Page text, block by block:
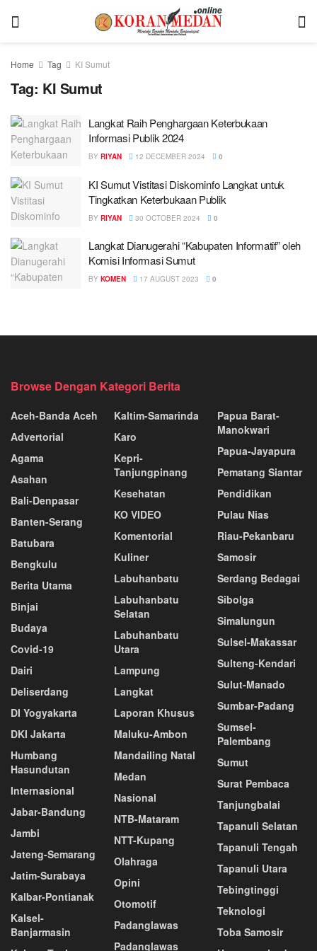
Home Tag KI Sumut
Tag: KI Sumut
Langkat Raih Penghargaan Keterbukaan
Informasi Publik 2024
BY RIYAN 12 DECEMBER 2024 0
KI Sumut Vistitasi Diskominfo Langkat untuk
Tingkatkan Keterbukaan Publik
BY RIYAN 30 OCTOBER 2024 0
Langkat Dianugerahi “Kabupaten Informatif” oleh
Komisi Informasi Sumut
BY KOMEN 17 AUGUST 2023 0
Browse Dengan Kategori Berita
Aceh-Banda Aceh
Advertorial
Agama
Asahan
Bali-Denpasar
Banten-Serang
Batubara
Bengkulu
Berita Utama
Binjai
Budaya
Covid-19
Dairi
Deliserdang
DI Yogyakarta
DKI Jakarta
Humbang
Hasundutan
Internasional
Jabar-Bandung
Jambi
Jateng-Semarang
Jatim-Surabaya
Kalbar-Pontianak
Kalsel-
Banjarmasin
Kaltim-Samarinda
Karo
Kepri-
Tanjungpinang
Kesehatan
KO VIDEO
Komentorial
Kuliner
Labuhanbatu
Labuhanbatu
Selatan
Labuhanbatu
Utara
Lampung
Langkat
Laporan Khusus
Maluku-Ambon
Mandailing Natal
Medan
Nasional
NTB-Mataram
NTT-Kupang
Olahraga
Opini
Otomotif
Padanglawas
Padanglawas
Papua Barat-
Manokwari
Papua-Jayapura
Pematang Siantar
Pendidikan
Pulau Nias
Riau-Pekanbaru
Samosir
Serdang Bedagai
Sibolga
Simalungun
Sulsel-Makassar
Sulteng-Kendari
Sulut-Manado
Sumbar-Padang
Sumsel-
Palembang
Sumut
Surat Pembaca
Tanjungbalai
Tapanuli Selatan
Tapanuli Tengah
Tapanuli Utara
Tebingtinggi
Teknologi
Toba Samosir